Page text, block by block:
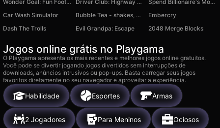
Wonder Goal: Fun Football Kick
Driver Club: Highway Racing
Spend Billionaire's Money. Rich man simulator.
Car Wash Simulator
Bubble Tea - shakes, boba, coffee
Embercry
Dash The Trolls
Evil Grandpa: Escape 2048 Merge Blocks
Jogos online grátis no Playgama
O Playgama apresenta os mais recentes e melhores jogos online gratuitos.
Você pode se divertir jogando jogos divertidos sem interrupções de
downloads, anúncios intrusivos ou pop-ups. Basta carregar seus jogos
favoritos diretamente no seu navegador e aproveitar a experiência.
Habilidade Esportes Armas
2 Jogadores Para Meninos Ociosos